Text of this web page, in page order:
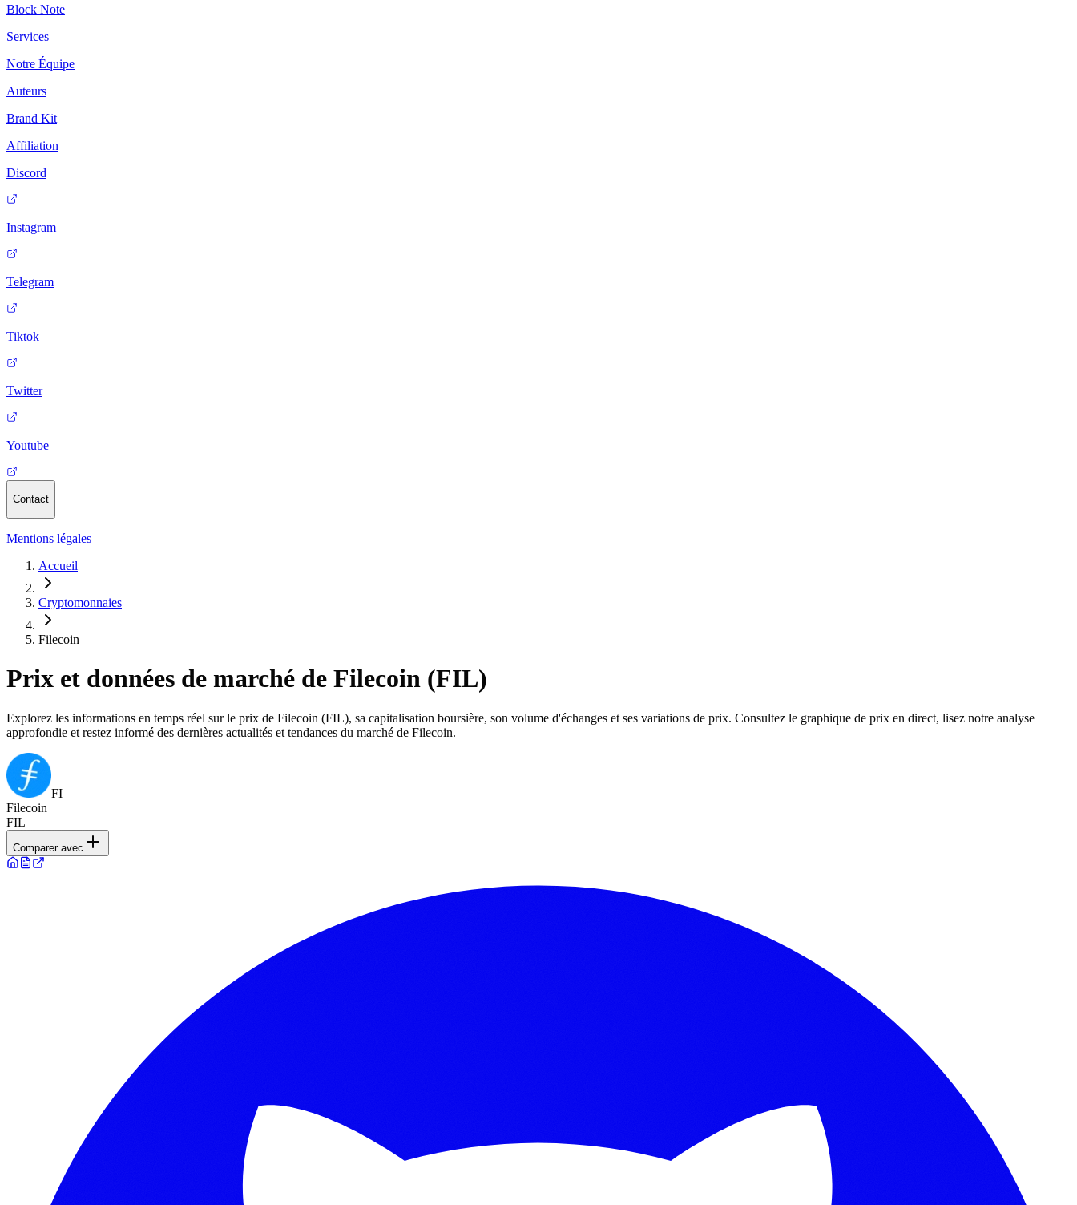
Block Note
Services
Notre Équipe
Auteurs
Brand Kit
Affiliation
Discord
Instagram
Telegram
Tiktok
Twitter
Youtube
Contact
Mentions légales
Accueil
Cryptomonnaies
Filecoin
Prix et données de marché de Filecoin (FIL)
Explorez les informations en temps réel sur le prix de Filecoin (FIL), sa capitalisation boursière, son volume d'échanges et ses variations de prix. Consultez le graphique de prix en direct, lisez notre analyse
approfondie et restez informé des dernières actualités et tendances du marché de Filecoin.
FI
Filecoin
FIL
Comparer avec